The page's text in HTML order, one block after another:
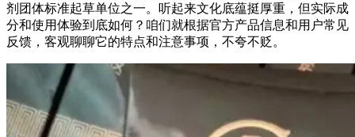
剂团体标准起草单位之一。听起来文化底蕴挺厚重，但实际成
分和使用体验到底如何？咱们就根据官方产品信息和用户常见
反馈，客观聊聊它的特点和注意事项，不夸不贬。